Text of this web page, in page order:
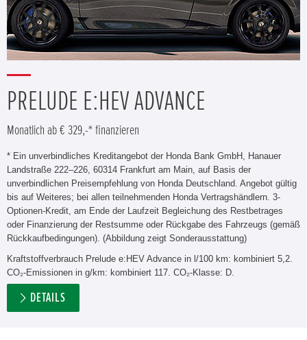
PRELUDE E:HEV ADVANCE
Monatlich ab € 329,-* finanzieren
* Ein unverbindliches Kreditangebot der Honda Bank GmbH, Hanauer
Landstraße 222–226, 60314 Frankfurt am Main, auf Basis der
unverbindlichen Preisempfehlung von Honda Deutschland. Angebot gültig
bis auf Weiteres; bei allen teilnehmenden Honda Vertragshändlern. 3-
Optionen-Kredit, am Ende der Laufzeit Begleichung des Restbetrages
oder Finanzierung der Restsumme oder Rückgabe des Fahrzeugs (gemäß
Rückkaufbedingungen). (Abbildung zeigt Sonderausstattung)
Kraftstoffverbrauch Prelude e:HEV Advance in l/100 km: kombiniert 5,2.
CO₂-Emissionen in g/km: kombiniert 117. CO₂-Klasse: D.
DETAILS